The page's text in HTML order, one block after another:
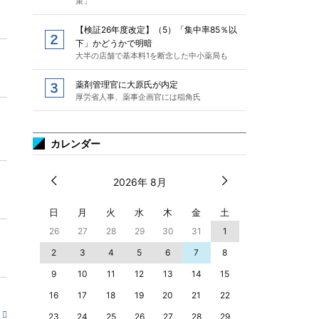
【検証26年度改定】（5）「集中率85％以
下」かどうかで明暗
大半の店舗で基本料1を断念した中小薬局も
薬剤管理官に大原氏が内定
厚労省人事、薬事企画官には稲角氏
カレンダー
2026年 8月
日 月 火 水 木 金 土
26 27 28 29 30 31
1
2
3 4 5 6 7
8
9
10 11 12 13 14
15
16
17 18 19 20 21
22
23
24 25 26 27 28 29